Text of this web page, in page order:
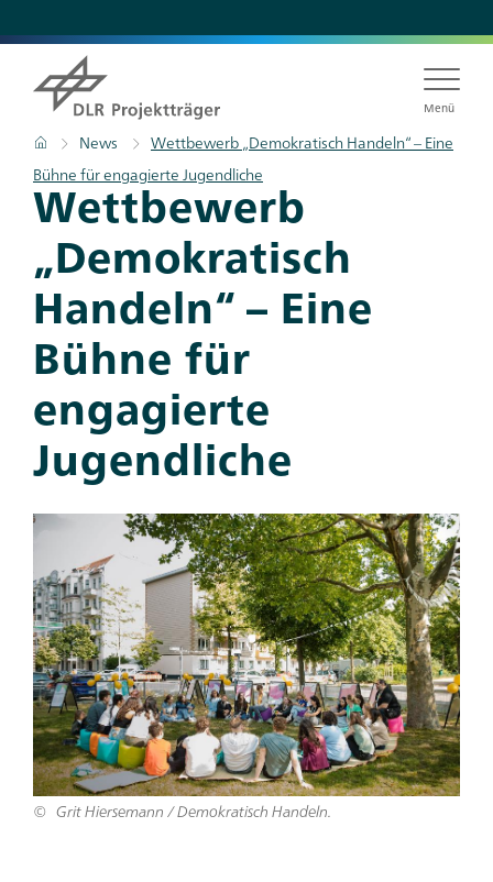
zum
Inhalt
Menü
Pfadnavigation
Startseite
News
Wettbewerb „Demokratisch Handeln“ – Eine
Bühne für engagierte Jugendliche
Titel
Wettbewerb
„Demokratisch
Handeln“ – Eine
Bühne für
engagierte
Jugendliche
Teaser
Grit Hiersemann / Demokratisch Handeln.